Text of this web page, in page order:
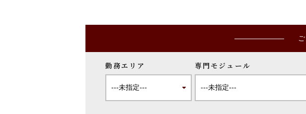
勤務エリア 専門モジュール